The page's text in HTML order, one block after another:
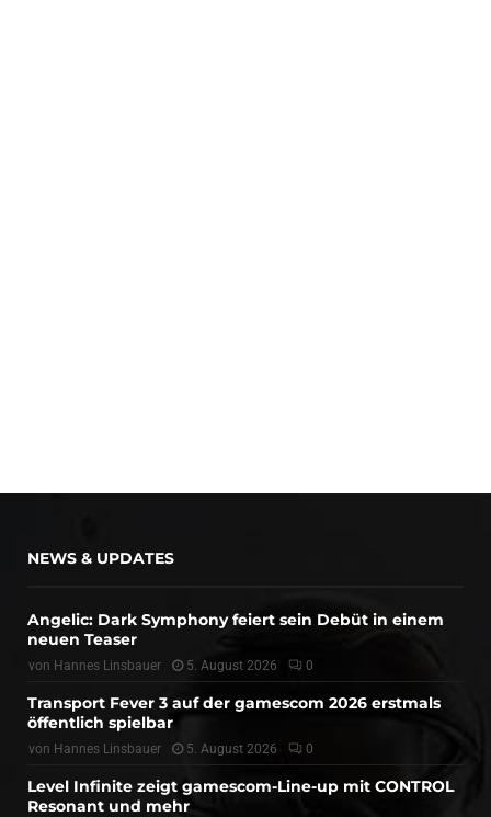
NEWS & UPDATES
Angelic: Dark Symphony feiert sein Debüt in einem
neuen Teaser
von Hannes Linsbauer 5. August 2026 0
Transport Fever 3 auf der gamescom 2026 erstmals
öffentlich spielbar
von Hannes Linsbauer 5. August 2026 0
Level Infinite zeigt gamescom-Line-up mit CONTROL
Resonant und mehr